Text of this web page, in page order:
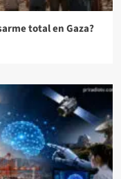
total en Gaza?